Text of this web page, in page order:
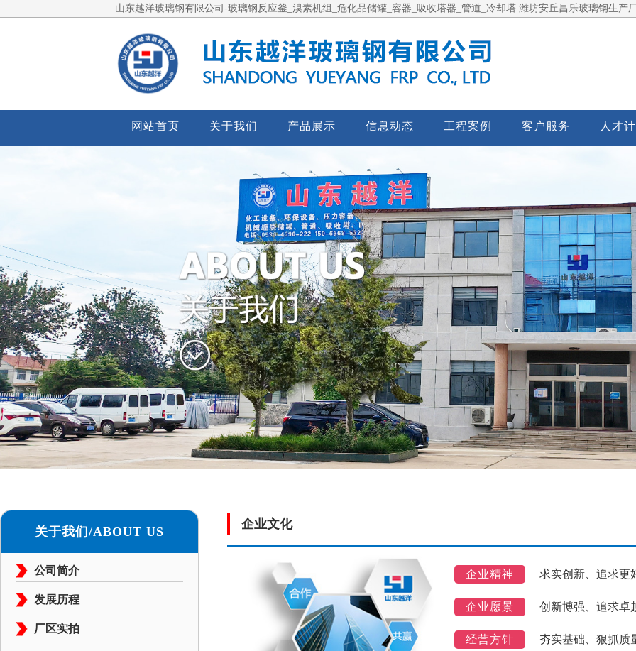
山东越洋玻璃钢有限公司-玻璃钢反应釜_溴素机组_危化品储罐_容器_吸收塔器_管道_冷却塔 潍坊安丘昌乐玻璃钢生产
网站首页 关于我们 产品展示 信息动态 工程案例 客户服务 人才
关于我们/ABOUT US
公司简介
发展历程
厂区实拍
企业文化
企业精神 求实创新、追求更
企业愿景 创新博强、追求卓
经营方针 夯实基础、狠抓质